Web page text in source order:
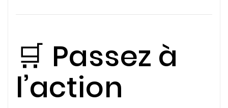
🛒 Passez à
l’action